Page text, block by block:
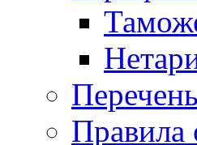
Правила